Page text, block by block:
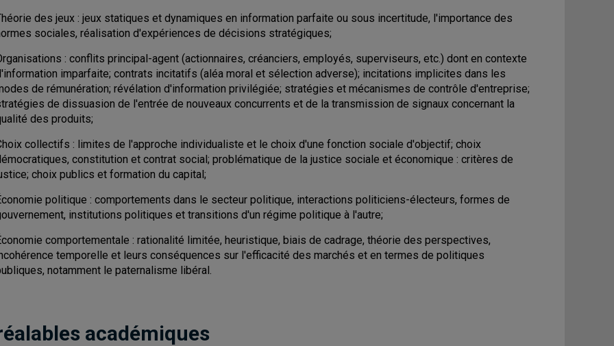
des jeux : jeux statiques et dynamiques en information parfaite ou sous incertitude, l'importance des
sociales, réalisation d'expériences de décisions stratégiques;
: conflits principal-agent (actionnaires, créanciers, employés, superviseurs, etc.) dont en contexte
imparfaite; contrats incitatifs (aléa moral et sélection adverse); incitations implicites dans les
de rémunération; révélation d'information privilégiée; stratégies et mécanismes de contrôle d'entreprise;
de dissuasion de l'entrée de nouveaux concurrents et de la transmission de signaux concernant la
des produits;
collectifs : limites de l'approche individualiste et le choix d'une fonction sociale d'objectif; choix
constitution et contrat social; problématique de la justice sociale et économique : critères de
choix publics et formation du capital;
politique : comportements dans le secteur politique, interactions politiciens-électeurs, formes de
institutions politiques et transitions d'un régime politique à l'autre;
comportementale : rationalité limitée, heuristique, biais de cadrage, théorie des perspectives,
temporelle et leurs conséquences sur l'efficacité des marchés et en termes de politiques
notamment le paternalisme libéral.
académiques